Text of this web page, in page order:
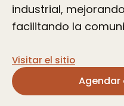
industrial,
facilitando la
Visitar el sitio
Agendar